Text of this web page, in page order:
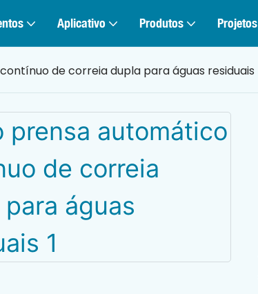
Aplicativo Produtos Projetos
de correia dupla para águas residuais